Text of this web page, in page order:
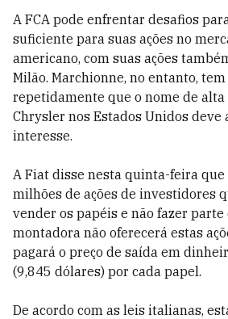
A FCA pode enfrentar desafios
suficiente para suas ações no
americano, com suas ações
Milão. Marchionne, no entanto,
repetidamente que o nome de
Chrysler nos Estados Unidos
interesse.
A Fiat disse nesta quinta-feira que
milhões de ações de investidores
vender os papéis e não fazer parte
montadora não oferecerá estas
pagará o preço de saída em
(9,845 dólares) por cada papel.
De acordo com as leis italianas,